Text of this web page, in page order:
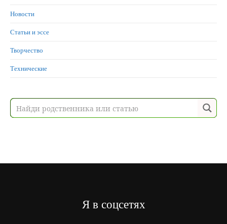
Новости
Статьи и эссе
Творчество
Технические
Я в соцсетях